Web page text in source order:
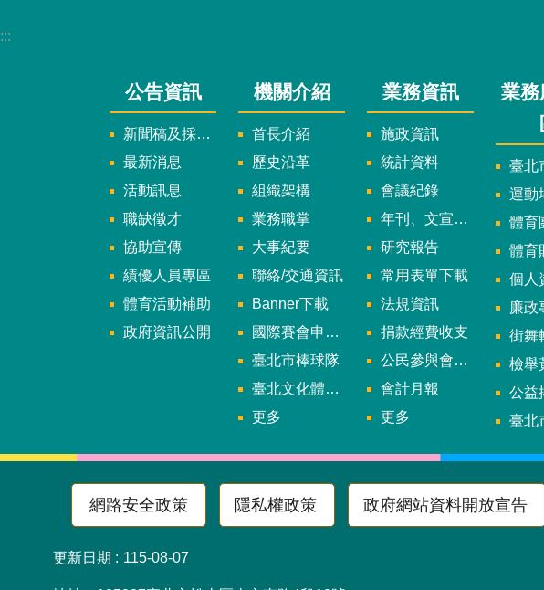
:::
公告資訊
新聞稿及採訪通知
最新消息
活動訊息
職缺徵才
協助宣傳
績優人員專區
體育活動補助
政府資訊公開
機關介紹
首長介紹
歷史沿革
組織架構
業務職掌
大事紀要
聯絡/交通資訊
Banner下載
國際賽會申辦暨籌辦小組
臺北市棒球隊
臺北文化體育園區
更多
業務資訊
施政資訊
統計資料
會議紀錄
年刊、文宣及出版品
研究報告
常用表單下載
法規資訊
捐款經費收支
公民參與會議資訊
會計月報
更多
業務
臺北市街
運動場館公
體育團
體育財團法
個人資
廉政
街舞
檢舉黃
公益揭弊
臺北市特定族群體適能
網路安全政策 隱私權政策 政府網站資料開放宣告
更新日期 115-08-07